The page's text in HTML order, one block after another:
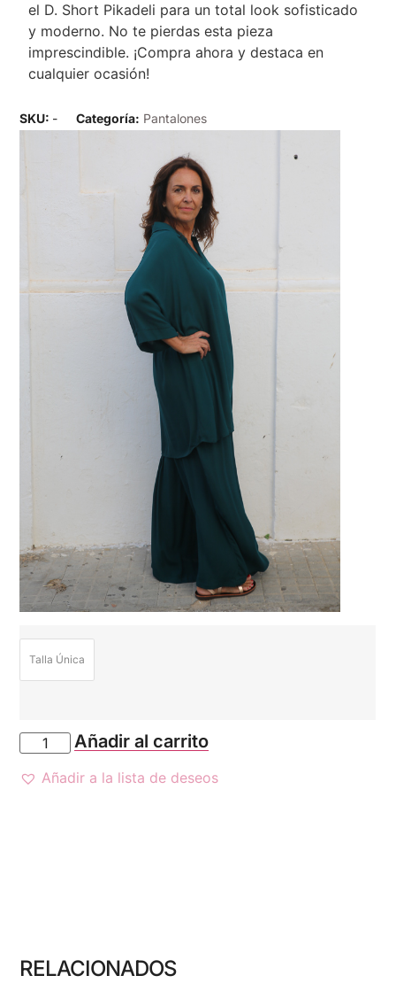
el D. Short Pikadeli para un total look sofisticado
y moderno. No te pierdas esta pieza
imprescindible. ¡Compra ahora y destaca en
cualquier ocasión!
SKU: - Categoría: Pantalones
Talla Única
Añadir al carrito
Añadir a la lista de deseos
RELACIONADOS